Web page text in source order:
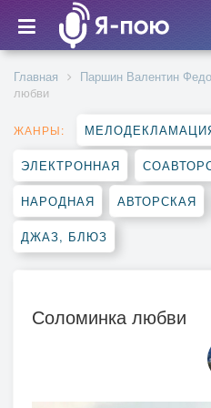
Главная Паршин Валентин
любви
ЖАНРЫ:
ЭЛЕКТРОННАЯ
НАРОДНАЯ АВТОРСКАЯ
ДЖАЗ, БЛЮЗ
Соломинка любви